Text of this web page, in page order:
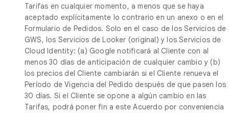
Tarifas en cualquier momento, a menos que se haya
aceptado explícitamente lo contrario en un anexo o en el
Formulario de Pedidos. Solo en el caso de los Servicios de
GWS, los Servicios de Looker (original) y los Servicios de
Cloud Identity: (a) Google notificará al Cliente con al
menos 30 días de anticipación de cualquier cambio y (b)
los precios del Cliente cambiarán si el Cliente renueva el
Período de Vigencia del Pedido después de que pasen los
30 días. Si el Cliente se opone a algún cambio en las
Tarifas, podrá poner fin a este Acuerdo por conveniencia